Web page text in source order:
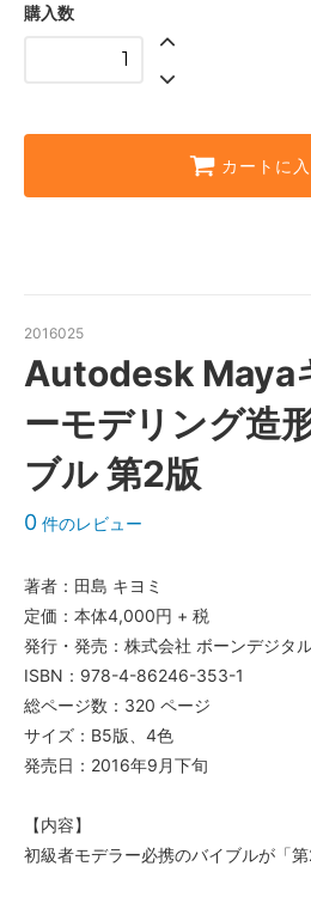
購入数
カートに
2016025
Autodesk Maya
ーモデリング造
ブル 第2版
0 件のレビュー
著者：田島 キヨミ
定価：本体4,000円 + 税
発行・発売：株式会社 ボーンデジタ
ISBN：978-4-86246-353-1
総ページ数：320 ページ
サイズ：B5版、4色
発売日：2016年9月下旬
【内容】
初級者モデラー必携のバイブルが「第